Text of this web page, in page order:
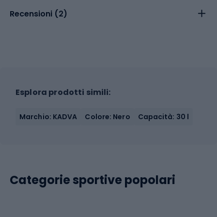
Recensioni (2)
Esplora prodotti simili:
Marchio: KADVA Colore: Nero Capacità: 30 l
Categorie sportive popolari